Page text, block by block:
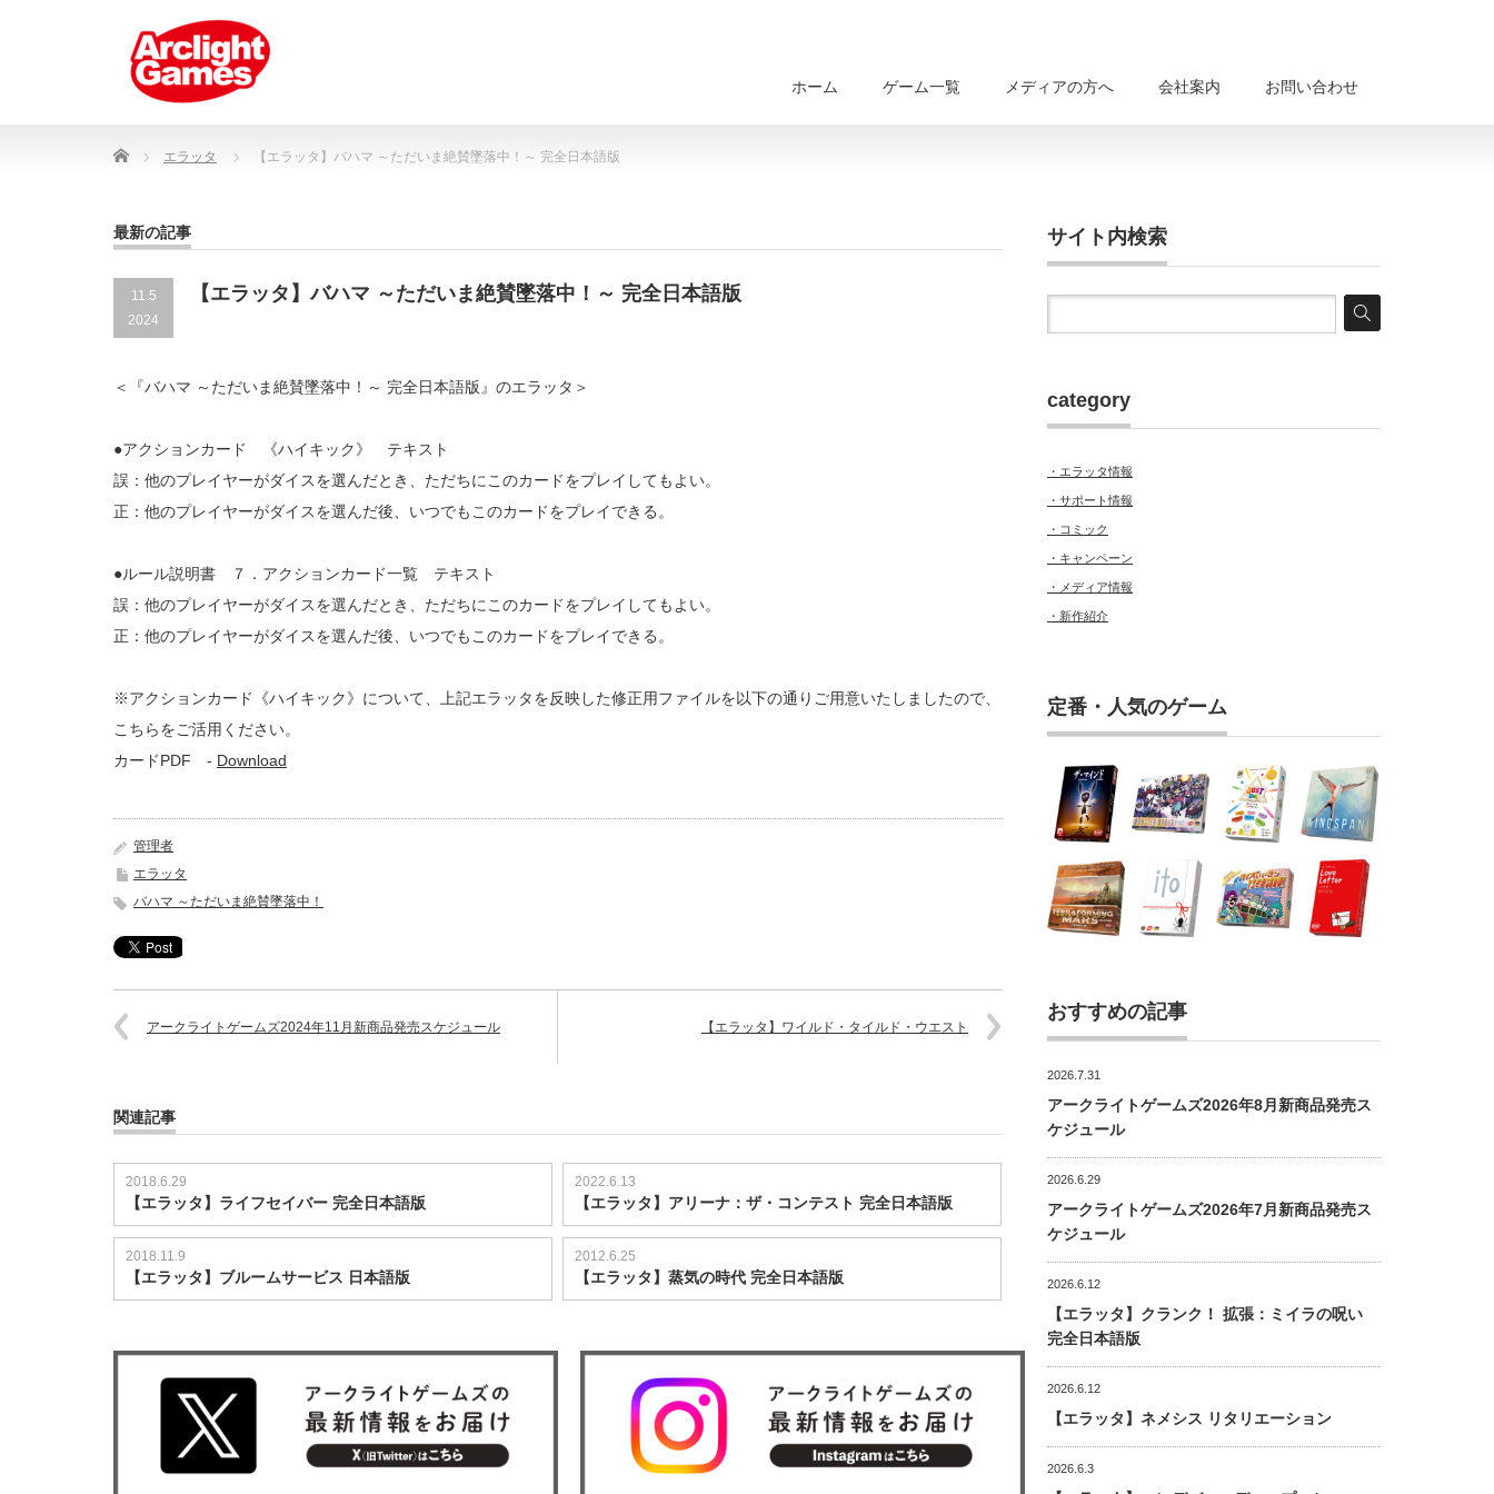
ホーム ゲーム一覧 メディアの方へ 会社案内 お問い合わせ
Home エラッタ 【エラッタ】バハマ ～ただいま絶賛墜落中！～ 完全日本語版
最新の記事
11.5
2024
【エラッタ】バハマ ～ただいま絶賛墜落中！～ 完全日本語版
＜『バハマ ～ただいま絶賛墜落中！～ 完全日本語版』のエラッタ＞
●アクションカード 《ハイキック》 テキスト
誤：他のプレイヤーがダイスを選んだとき、ただちにこのカードをプレイしてもよい。
正：他のプレイヤーがダイスを選んだ後、いつでもこのカードをプレイできる。
●ルール説明書 ７．アクションカード一覧 テキスト
誤：他のプレイヤーがダイスを選んだとき、ただちにこのカードをプレイしてもよい。
正：他のプレイヤーがダイスを選んだ後、いつでもこのカードをプレイできる。
※アクションカード《ハイキック》について、上記エラッタを反映した修正用ファイルを以下の通りご用意いたしましたので、
こちらをご活用ください。
カードPDF - Download
管理者
エラッタ
バハマ ～ただいま絶賛墜落中！
アークライトゲームズ2024年11月新商品発売スケジュール 【エラッタ】ワイルド・タイルド・ウエスト
関連記事
2018.6.29
【エラッタ】ライフセイバー 完全日本語版
2022.6.13
【エラッタ】アリーナ：ザ・コンテスト 完全日本語版
2018.11.9
【エラッタ】ブルームサービス 日本語版
2012.6.25
【エラッタ】蒸気の時代 完全日本語版
サイト内検索
category
・エラッタ情報
・サポート情報
・コミック
・キャンペーン
・メディア情報
・新作紹介
定番・人気のゲーム
おすすめの記事
2026.7.31
アークライトゲームズ2026年8月新商品発売ス
ケジュール
2026.6.29
アークライトゲームズ2026年7月新商品発売ス
ケジュール
2026.6.12
【エラッタ】クランク！ 拡張：ミイラの呪い
完全日本語版
2026.6.12
【エラッタ】ネメシス リタリエーション
2026.6.3